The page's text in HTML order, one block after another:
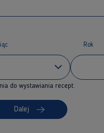
Rok
do wystawiania recept.
Dalej